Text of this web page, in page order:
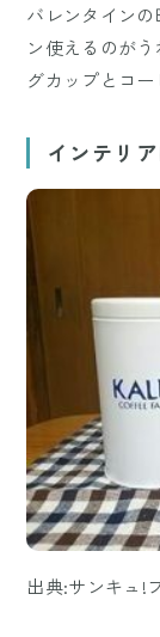
バレンタイン
ン使えるのが
グカップとコ
インテリ
出典:サンキュ!